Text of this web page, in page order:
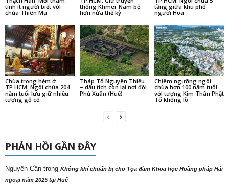
tình ít người biết với
chùa Thiên Mụ
thống Khmer Nam bộ
hơn nửa thế kỷ
tầng giữa khu phố
người Hoa
Chùa trong hẻm ở
TP.HCM: Ngôi chùa 204
năm tuổi lưu giữ nhiều
tượng gỗ cổ
Tháp Tổ Nguyên Thiều
– dấu tích còn lại nơi đồi
Phú Xuân (Huế)
Chiêm ngưỡng ngôi
chùa hơn 100 năm tuổi
với tượng Kim Thân Phật
Tổ khổng lồ
PHẢN HỒI GẦN ĐÂY
Nguyên Cần trong Không khí chuẩn bị cho Tọa đàm Khoa học Hoằng pháp Hải
ngoại năm 2025 tại Huế